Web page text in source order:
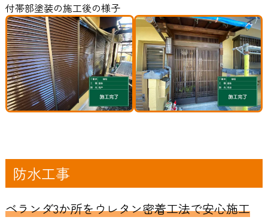
付帯部塗装の施工後の様子
防水工事
ベランダ3か所をウレタン密着工法で安心施工